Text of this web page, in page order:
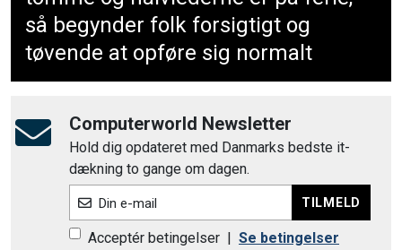
så begynder folk forsigtigt og
tøvende at opføre sig normalt
Computerworld Newsletter
Hold dig opdateret med Danmarks bedste it-
dækning to gange om dagen.
Din e-mail TILMELD
Acceptér betingelser Se betingelser